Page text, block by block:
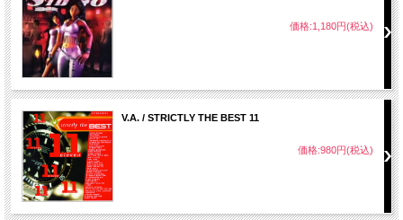
価格:1,180円(税込)
V.A. / STRICTLY THE BEST 11
価格:980円(税込)